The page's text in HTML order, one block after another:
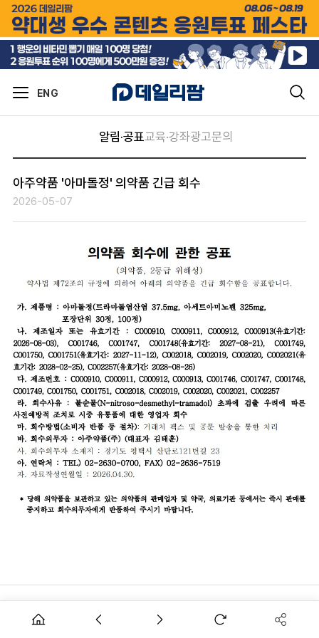
ENG
알림·공표교육·강좌광고문의
아주약품 '아마돌정' 의약품 긴급 회수
2026-05-07
Family site
이용약관
개인정보취급방침